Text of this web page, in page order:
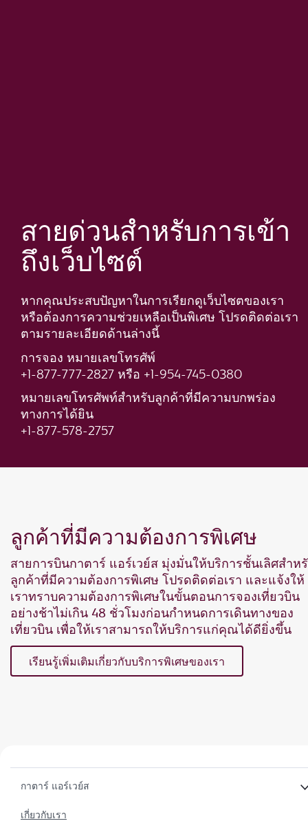
สายด่วนสำหรับการเข้า
ถึงเว็บไซต์
หากคุณประสบปัญหาในการเรียกดูเว็บไซตของเรา
หรือต้องการความช่วยเหลือเป็นพิเศษ โปรดติดต่อเรา
ตามรายละเอียดด้านล่างนี้
การจอง หมายเลขโทรศัพ์
+1-877-777-2827 หรือ +1-954-745-0380
หมายเลขโทรศัพท์สำหรับลูกค้าที่มีความบกพร่อง
ทางการได้ยิน
+1-877-578-2757
ลูกค้าที่มีความต้องการพิเศษ
สายการบินกาตาร์ แอร์เวย์ส มุ่งมั่นให้บริการชั้นเลิศสำห
ลูกค้าที่มีความต้องการพิเศษ โปรดติดต่อเรา และแจ้งให้
เราทราบความต้องการพิเศษในขั้นตอนการจองเที่ยวบิน
อย่างช้าไม่เกิน 48 ชั่วโมงก่อนกำหนดการเดินทางของ
เที่ยวบิน เพื่อให้เราสามารถให้บริการแก่คุณได้ดียิ่งขึ้น
เรียนรู้เพิ่มเติมเกี่ยวกับบริการพิเศษของเรา
กาตาร์ แอร์เวย์ส
เกี่ยวกับเรา